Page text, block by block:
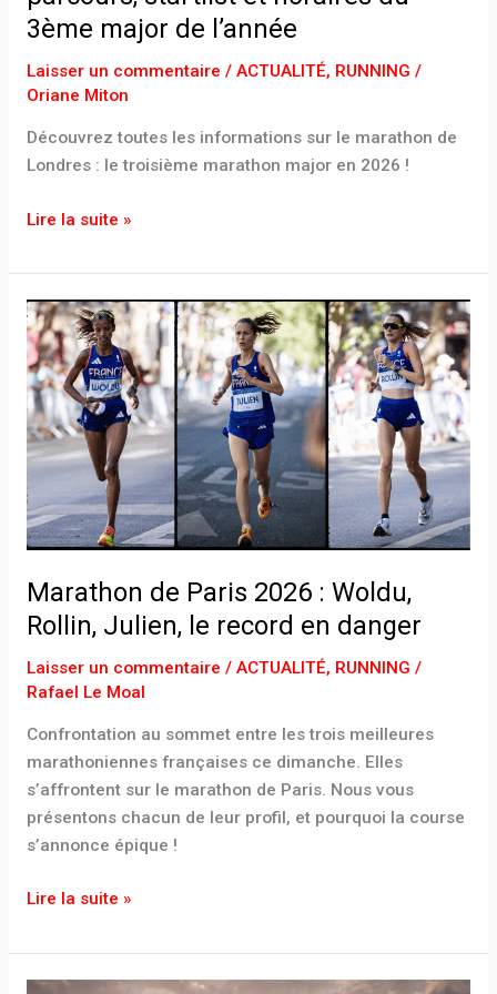
3ème major de l’année
Laisser un commentaire / ACTUALITÉ, RUNNING /
Oriane Miton
Découvrez toutes les informations sur le marathon de
Londres : le troisième marathon major en 2026 !
Lire la suite »
Marathon de Paris 2026 : Woldu,
Rollin, Julien, le record en danger
Laisser un commentaire / ACTUALITÉ, RUNNING /
Rafael Le Moal
Confrontation au sommet entre les trois meilleures
marathoniennes françaises ce dimanche. Elles
s’affrontent sur le marathon de Paris. Nous vous
présentons chacun de leur profil, et pourquoi la course
s’annonce épique !
Marathon
de
Paris
2026
:
Woldu,
Julien,
le
en
danger
Lire la suite »